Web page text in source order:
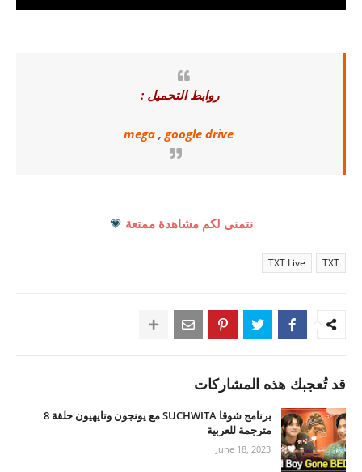
روابط التحميل :
mega, google drive
نتمنى لكم مشاهدة ممتعة 💗
TXT
TXT Live
قد تُعجبك هذه المشاركات
برنامج شوقا SUCHWITA مع يونجون وتايهيون حلقة 8
مترجمة للعربية
June 18, 2023